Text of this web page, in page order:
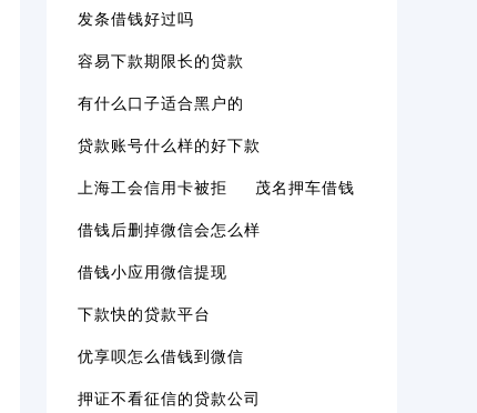
发条借钱好过吗
容易下款期限长的贷款
有什么口子适合黑户的
贷款账号什么样的好下款
上海工会信用卡被拒 茂名押车借钱
借钱后删掉微信会怎么样
借钱小应用微信提现
下款快的贷款平台
优享呗怎么借钱到微信
押证不看征信的贷款公司